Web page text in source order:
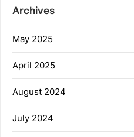
Archives
May 2025
April 2025
August 2024
July 2024